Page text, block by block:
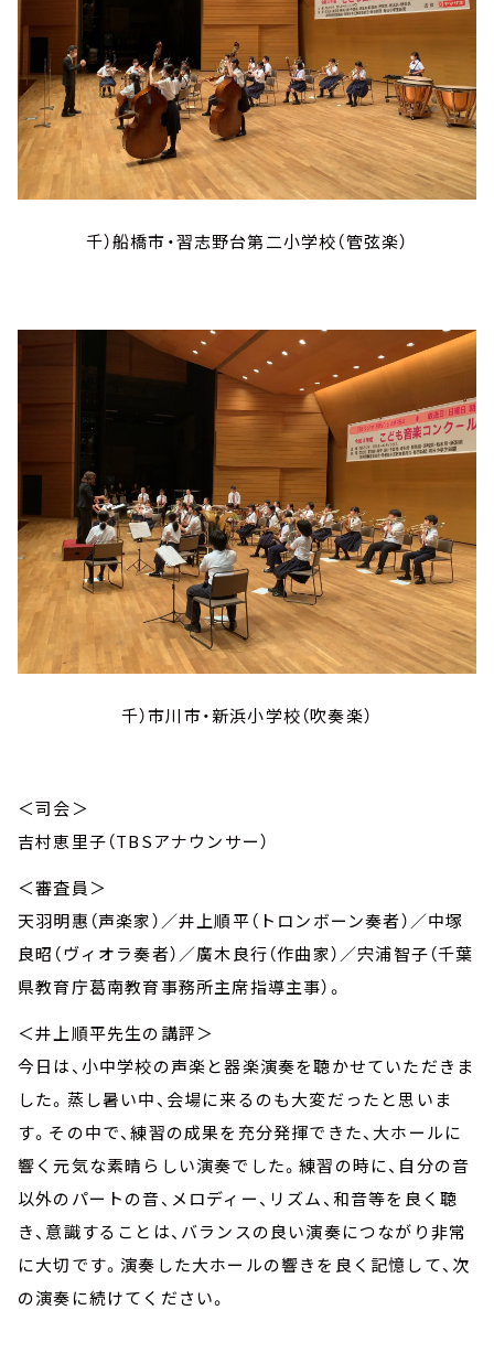
千）船橋市・習志野台第二小学校（管弦楽）
千）市川市・新浜小学校（吹奏楽）
＜司会＞
吉村恵里子（TBSアナウンサー）
＜審査員＞
天羽明惠（声楽家）／井上順平（トロンボーン奏者）／中塚
良昭（ヴィオラ奏者）／廣木良行（作曲家）／宍浦智子（千葉
県教育庁葛南教育事務所主席指導主事）。
＜井上順平先生の講評＞
今日は、小中学校の声楽と器楽演奏を聴かせていただきま
した。蒸し暑い中、会場に来るのも大変だったと思いま
す。その中で、練習の成果を充分発揮できた、大ホールに
響く元気な素晴らしい演奏でした。練習の時に、自分の音
以外のパートの音、メロディー、リズム、和音等を良く聴
き、意識することは、バランスの良い演奏につながり非常
に大切です。演奏した大ホールの響きを良く記憶して、次
の演奏に続けてください。